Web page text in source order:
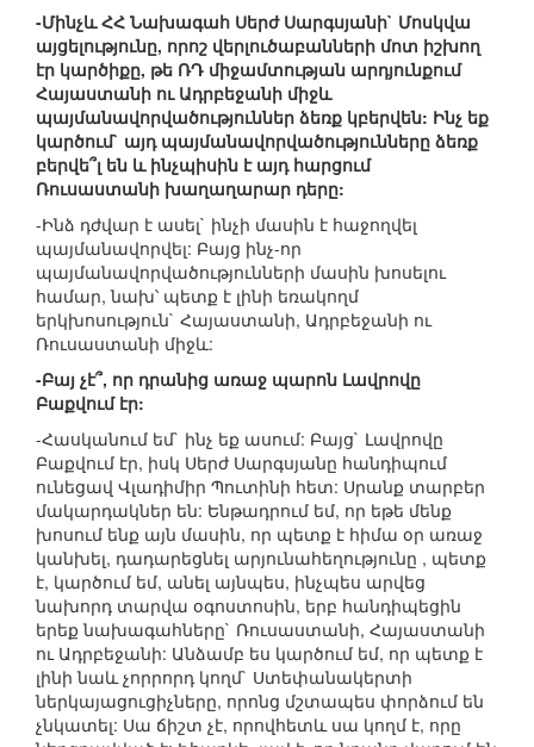
-Մինչև ՀՀ Նախագահ Սերժ Սարգսյանի` Մոսկվա
այցելությունը, որոշ վերլուծաբանների մոտ իշխող
էր կարծիքը, թե ՌԴ միջամտության արդյունքում
Հայաստանի ու Ադրբեջանի միջև
պայմանավորվածություններ ձեռք կբերվեն: Ինչ եք
կարծում` այդ պայմանավորվածությունները ձեռք
բերվե՞լ են և ինչպիսին է այդ հարցում
Ռուսաստանի խաղաղարար դերը:
-Ինձ դժվար է ասել` ինչի մասին է հաջողվել
պայմանավորվել: Բայց ինչ-որ
պայմանավորվածությունների մասին խոսելու
համար, նախ՝ պետք է լինի եռակողմ
երկխոսություն` Հայաստանի, Ադրբեջանի ու
Ռուսաստանի միջև:
-Բայ չէ՞, որ դրանից առաջ պարոն Լավրովը
Բաքվում էր:
-Հասկանում եմ` ինչ եք ասում: Բայց` Լավրովը
Բաքվում էր, իսկ Սերժ Սարգսյանը հանդիպում
ունեցավ Վլադիմիր Պուտինի հետ: Սրանք տարբեր
մակարդակներ են: Ենթադրում եմ, որ եթե մենք
խոսում ենք այն մասին, որ պետք է հիմա օր առաջ
կանխել, դադարեցնել արյունահեղությունը , պետք
է, կարծում եմ, անել այնպես, ինչպես արվեց
նախորդ տարվա օգոստոսին, երբ հանդիպեցին
երեք նախագահները` Ռուսաստանի, Հայաստանի
ու Ադրբեջանի: Անձամբ ես կարծում եմ, որ պետք է
լինի նաև չորրորդ կողմ` Ստեփանակերտի
ներկայացուցիչները, որոնց մշտապես փորձում են
չնկատել: Սա ճիշտ չէ, որովհետև սա կողմ է, որը